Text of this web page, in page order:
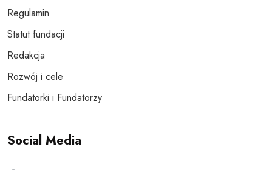
Regulamin
Statut fundacji
Redakcja
Rozwój i cele
Fundatorki i Fundatorzy
Social Media